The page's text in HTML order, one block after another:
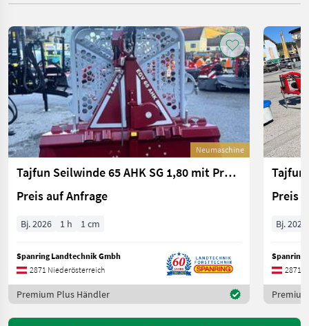
Neumaschine
Tajfun Seilwinde 65 AHK SG 1,80 mit Profifunk, Seil
Preis auf Anfrage
Bj. 2026 1 h 1 cm
Spanring Landtechnik Gmbh
2871 Niederösterreich
Premium Plus Händler
Preis
Bj. 2026
Spanring
2871